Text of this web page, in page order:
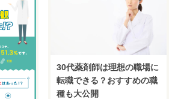
30代薬剤師は理想の職場に
転職できる？おすすめの職
種も大公開